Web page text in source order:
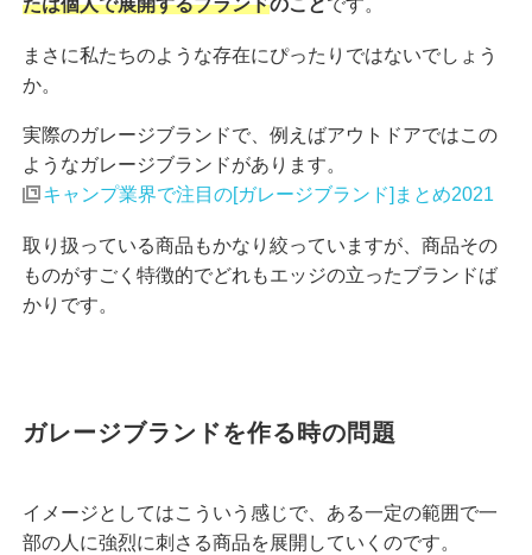
たは個人で展開するブランドのことです。
まさに私たちのような存在にぴったりではないでしょう
か。
実際のガレージブランドで、例えばアウトドアではこの
ようなガレージブランドがあります。
キャンプ業界で注目の[ガレージブランド]まとめ2021
取り扱っている商品もかなり絞っていますが、商品その
ものがすごく特徴的でどれもエッジの立ったブランドば
かりです。
ガレージブランドを作る時の問題
イメージとしてはこういう感じで、ある一定の範囲で一
部の人に強烈に刺さる商品を展開していくのです。